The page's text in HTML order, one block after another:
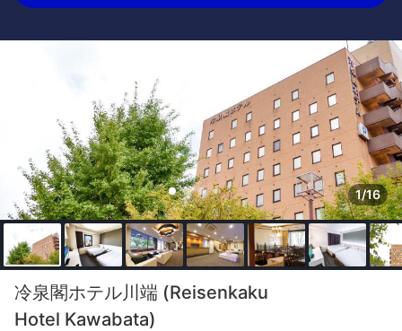
1/16
冷泉閣ホテル川端 (Reisenkaku
Hotel Kawabata)